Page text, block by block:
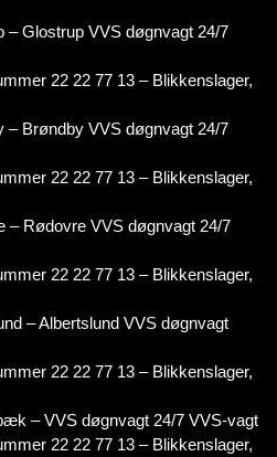
– Glostrup VVS døgnvagt 24/7
22 22 77 13 – Blikkenslager,
– Brøndby VVS døgnvagt 24/7
22 22 77 13 – Blikkenslager,
– Rødovre VVS døgnvagt 24/7
22 22 77 13 – Blikkenslager,
– Albertslund VVS døgnvagt
22 22 77 13 – Blikkenslager,
– VVS døgnvagt 24/7 VVS-vagt
22 22 77 13 – Blikkenslager,